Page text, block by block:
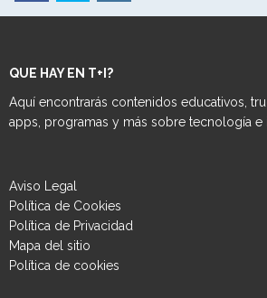
QUE HAY EN T+I?
Aquí encontrarás contenidos educativos,
apps, programas y más sobre tecnología e
Aviso Legal
Política de Cookies
Política de Privacidad
Mapa del sitio
Política de cookies